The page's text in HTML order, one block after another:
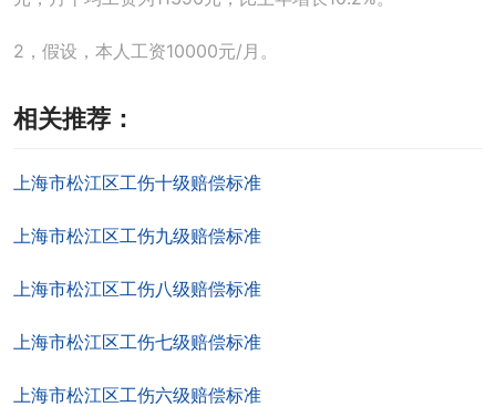
2，假设，本人工资10000元/月。
相关推荐：
上海市松江区工伤十级赔偿标准
上海市松江区工伤九级赔偿标准
上海市松江区工伤八级赔偿标准
上海市松江区工伤七级赔偿标准
上海市松江区工伤六级赔偿标准